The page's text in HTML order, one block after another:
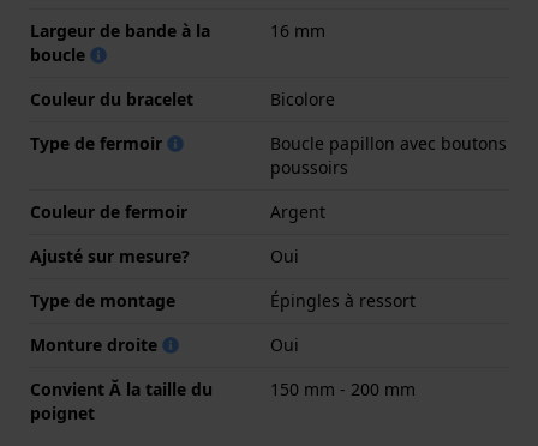
Largeur de bande à la
boucle
16 mm
Couleur du bracelet
Bicolore
Type de fermoir
Boucle papillon avec boutons
poussoirs
Couleur de fermoir
Argent
Ajusté sur mesure?
Oui
Type de montage
Épingles à ressort
Monture droite
Oui
Convient Ă la taille du
poignet
150 mm - 200 mm